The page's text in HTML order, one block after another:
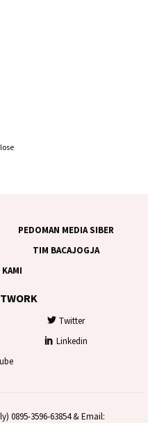
PEDOMAN MEDIA SIBER
TIM BACAJOGJA
Twitter
Linkedin
0895-3596-63854 & Email: